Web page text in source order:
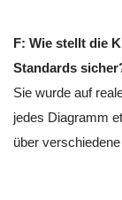
F: Wie stellt die
Standards
Sie wurde auf
jedes Diagramm
über